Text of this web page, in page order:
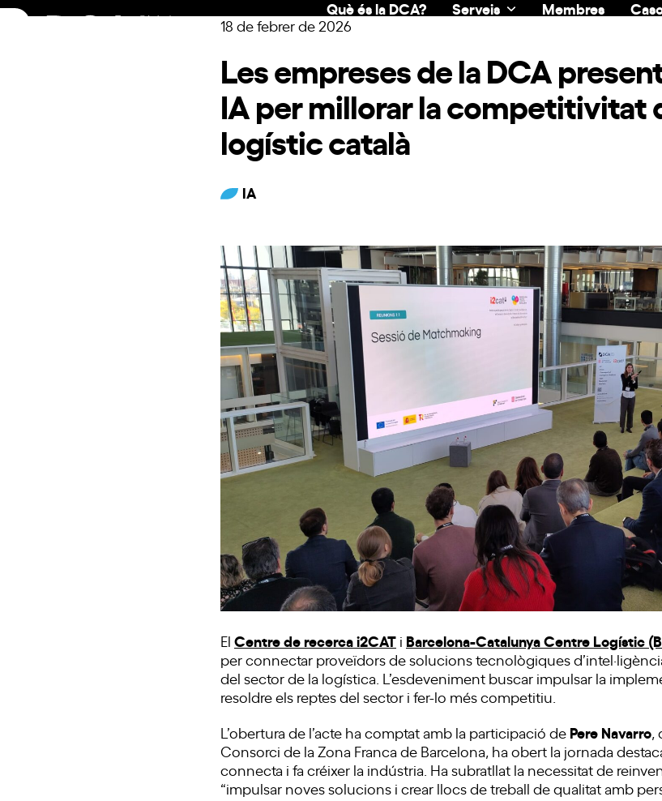
Skip
Què és la DCA? Serveis Membres
18 de febrer de 2026
Les empreses de la DCA
IA per millorar la competitivitat
logístic català
IA
El Centre de recerca i2CAT i Barcelona-Catalunya Centre Logístic
per connectar proveïdors de solucions tecnològiques
del sector de la logística. L’esdeveniment buscar impulsar la
resoldre els reptes del sector i fer-lo més competitiu.
L’obertura de l’acte ha comptat amb la participació de Pere Navarro,
Consorci de la Zona Franca de Barcelona, ha obert la jornada
connecta i fa créixer la indústria. Ha subratllat la necessitat de
“impulsar noves solucions i crear llocs de treball de qualitat amb